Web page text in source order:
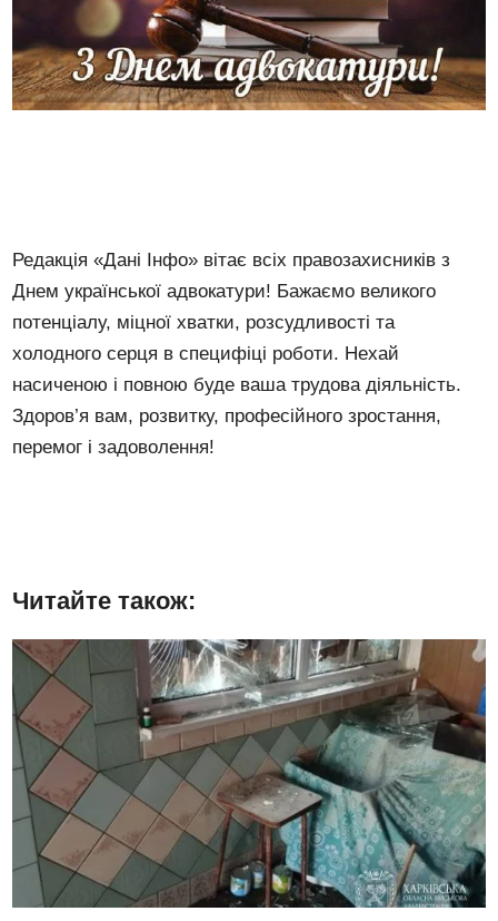
Редакція «Дані Інфо» вітає всіх правозахисників з
Днем української адвокатури! Бажаємо великого
потенціалу, міцної хватки, розсудливості та
холодного серця в специфіці роботи. Нехай
насиченою і повною буде ваша трудова діяльність.
Здоров’я вам, розвитку, професійного зростання,
перемог і задоволення!
Читайте також: